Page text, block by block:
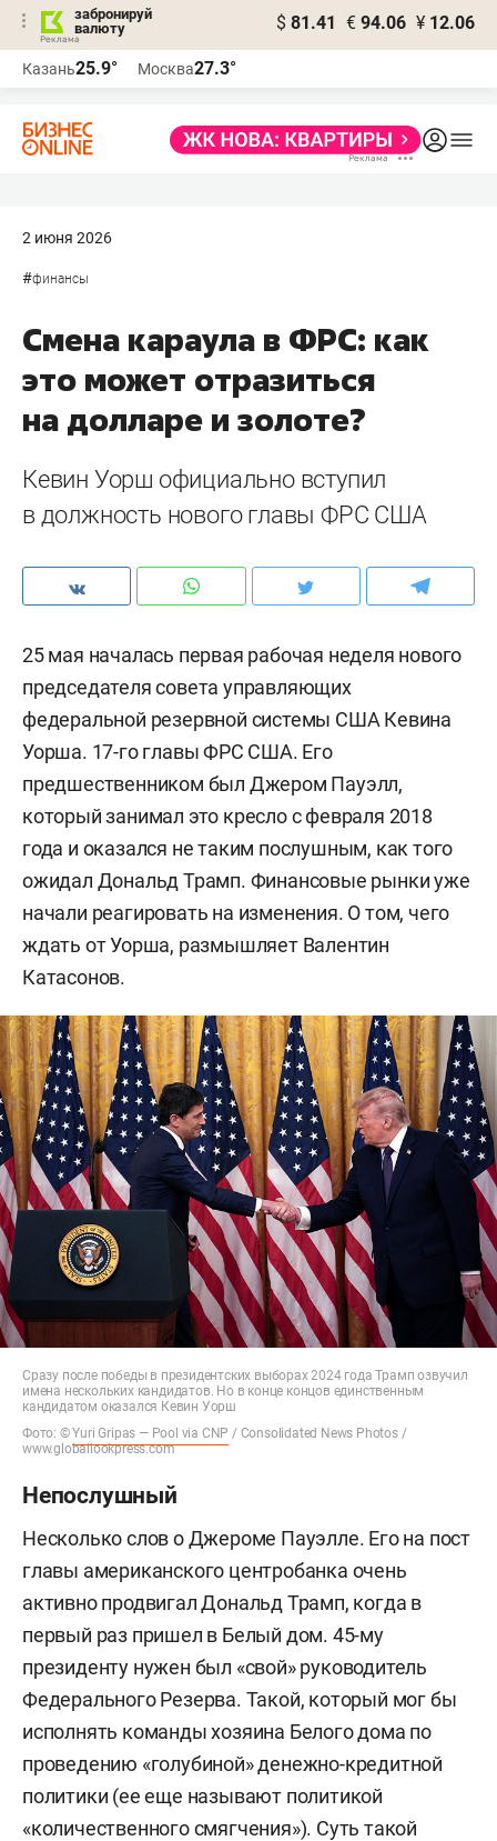
забронируй
валюту
$ 81.41 € 94.06 ¥ 12.06
Казань25.9° Москва27.3°
2 июня 2026
#финансы
Смена караула в ФРС: как
это может отразиться
на долларе и золоте?
Кевин Уорш официально вступил
в должность нового главы ФРС США
25 мая началась первая рабочая неделя нового
председателя совета управляющих
федеральной резервной системы США Кевина
Уорша. 17-го главы ФРС США. Его
предшественником был Джером Пауэлл,
который занимал это кресло с февраля 2018
года и оказался не таким послушным, как того
ожидал Дональд Трамп. Финансовые рынки уже
начали реагировать на изменения. О том, чего
ждать от Уорша, размышляет Валентин
Катасонов.
Сразу после победы в президентских выборах 2024 года Трамп озвучил
имена нескольких кандидатов. Но в конце концов единственным
кандидатом оказался Кевин Уорш
Фото: ©Yuri Gripas — Pool via CNP / Consolidated News Photos /
www.globallookpress.com
Непослушный
Несколько слов о Джероме Пауэлле. Его на пост
главы американского центробанка очень
активно продвигал Дональд Трамп, когда в
первый раз пришел в Белый дом. 45-му
президенту нужен был «свой» руководитель
Федерального Резерва. Такой, который мог бы
исполнять команды хозяина Белого дома по
проведению «голубиной» денежно-кредитной
политики (ее еще называют политикой
«количественного смягчения»). Суть такой